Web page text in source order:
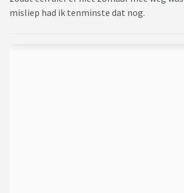
misliep had ik tenminste dat nog.